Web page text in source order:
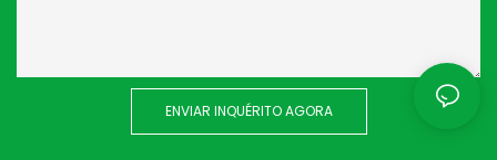
ENVIAR INQUÉRITO AGORA